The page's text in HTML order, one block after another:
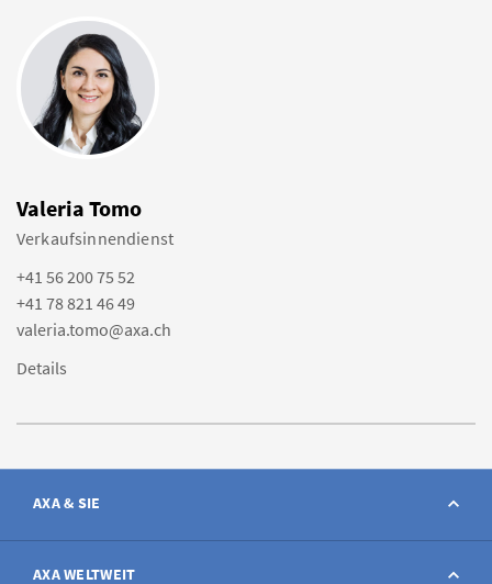
Valeria Tomo
Verkaufsinnendienst
+41 56 200 75 52
+41 78 821 46 49
valeria.tomo@axa.ch
Details
AXA & SIE
Kontakt
AXA WELTWEIT